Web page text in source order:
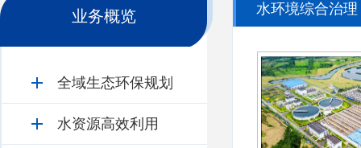
业务概览
全域生态环保规划
水资源高效利用
水环境综合治理